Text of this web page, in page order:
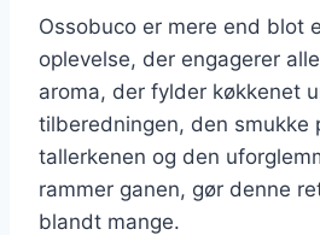
Ossobuco er mere end blot
oplevelse, der engagerer
aroma, der fylder køkkenet
tilberedningen, den
tallerkenen og den
rammer ganen, gør denne
blandt mange.